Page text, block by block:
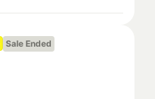
Sale Ended